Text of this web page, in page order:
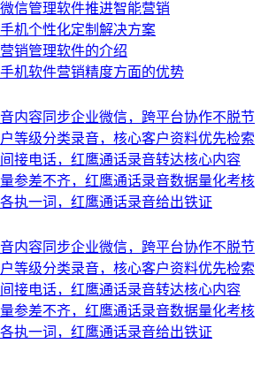
信管理软件推进智能营销
机个性化定制解决方案
销管理软件的介绍
机软件营销精度方面的优势
内容同步企业微信，跨平台协作不脱节
等级分类录音，核心客户资料优先检索
接电话，红鹰通话录音转达核心内容
参差不齐，红鹰通话录音数据量化考核
执一词，红鹰通话录音给出铁证
内容同步企业微信，跨平台协作不脱节
等级分类录音，核心客户资料优先检索
接电话，红鹰通话录音转达核心内容
参差不齐，红鹰通话录音数据量化考核
执一词，红鹰通话录音给出铁证